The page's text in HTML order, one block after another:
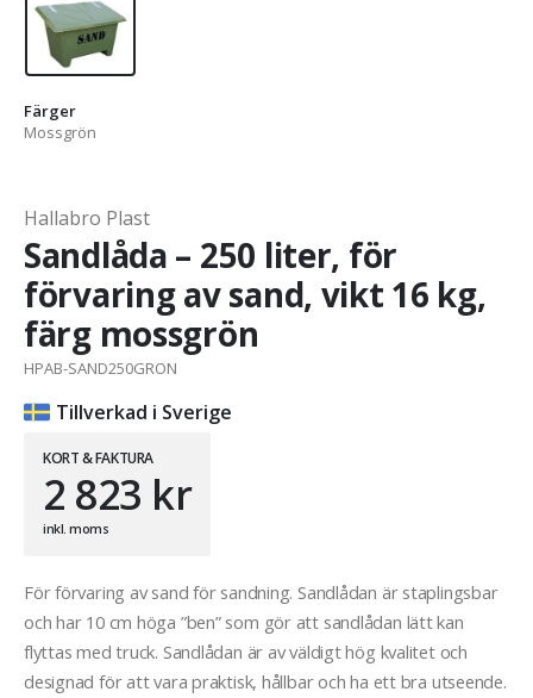
Färger
Mossgrön
Hallabro Plast
Sandlåda – 250 liter, för
förvaring av sand, vikt 16 kg,
färg mossgrön
HPAB-SAND250GRON
Tillverkad i Sverige
KORT & FAKTURA
2 823 kr
inkl. moms
För förvaring av sand för sandning. Sandlådan är staplingsbar
och har 10 cm höga ”ben” som gör att sandlådan lätt kan
flyttas med truck. Sandlådan är av väldigt hög kvalitet och
designad för att vara praktisk, hållbar och ha ett bra utseende.